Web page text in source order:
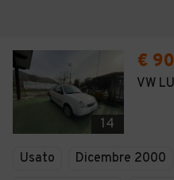
14
€
VW
Usato Dicembre 2000